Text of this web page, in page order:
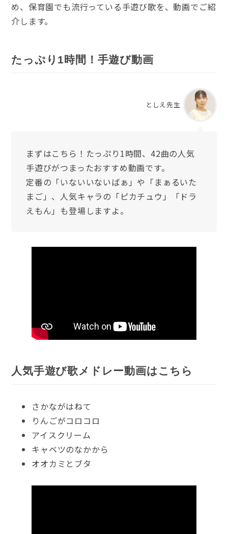
め、保育園でも流行っている手遊び歌を、動画でご紹
介します。
たっぷり1時間！手遊び動画
としえ先生
まずはこちら！たっぷり1時間、42曲の人気
手遊びがつまったおすすめ動画です。
定番の「いないいないばぁ」や「まぁるいた
まご」、人気キャラの「ピカチュウ」「ドラ
えもん」も登場しますよ。
人気手遊び歌メドレー動画はこちら
さかながはねて
りんごがコロコロ
アイスクリーム
キャベツのなかから
オオカミとブタ